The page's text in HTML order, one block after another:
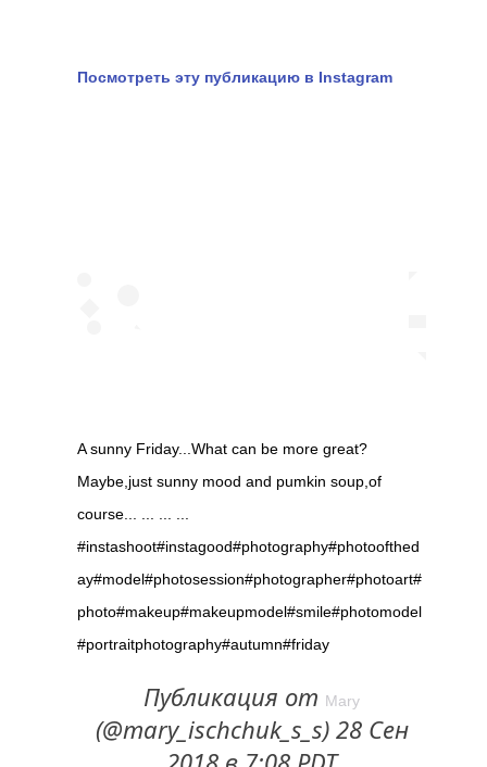
Посмотреть эту публикацию в Instagram
A sunny Friday...What can be more great?
Maybe,just sunny mood and pumkin soup,of
course... ... ... ...
#instashoot#instagood#photography#photoofthed
ay#model#photosession#photographer#photoart#
photo#makeup#makeupmodel#smile#photomodel
#portraitphotography#autumn#friday
Публикация от Mary
(@mary_ischchuk_s_s) 28 Сен